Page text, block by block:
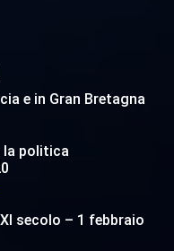
e in Gran Bretagna
la politica
secolo – 1 febbraio